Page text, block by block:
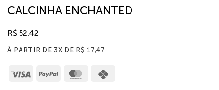
CALCINHA ENCHANTED
R$ 52,42
À PARTIR DE 3X DE R$ 17,47
Visa PayPal MasterCard